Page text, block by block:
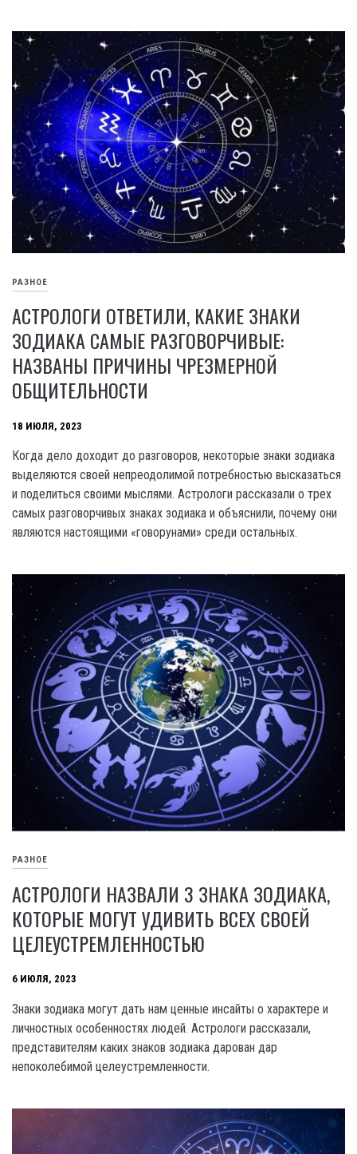
РАЗНОЕ
АСТРОЛОГИ ОТВЕТИЛИ, КАКИЕ ЗНАКИ
ЗОДИАКА САМЫЕ РАЗГОВОРЧИВЫЕ:
НАЗВАНЫ ПРИЧИНЫ ЧРЕЗМЕРНОЙ
ОБЩИТЕЛЬНОСТИ
18 ИЮЛЯ, 2023
Когда дело доходит до разговоров, некоторые знаки зодиака
выделяются своей непреодолимой потребностью высказаться
и поделиться своими мыслями. Астрологи рассказали о трех
самых разговорчивых знаках зодиака и объяснили, почему они
являются настоящими «говорунами» среди остальных.
РАЗНОЕ
АСТРОЛОГИ НАЗВАЛИ 3 ЗНАКА ЗОДИАКА,
КОТОРЫЕ МОГУТ УДИВИТЬ ВСЕХ СВОЕЙ
ЦЕЛЕУСТРЕМЛЕННОСТЬЮ
6 ИЮЛЯ, 2023
Знаки зодиака могут дать нам ценные инсайты о характере и
личностных особенностях людей. Астрологи рассказали,
представителям каких знаков зодиака дарован дар
непоколебимой целеустремленности.